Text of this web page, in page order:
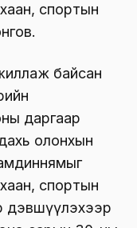
спортын
байсан
даргаар
олонхын
спортын
дэвшүүлэхээр